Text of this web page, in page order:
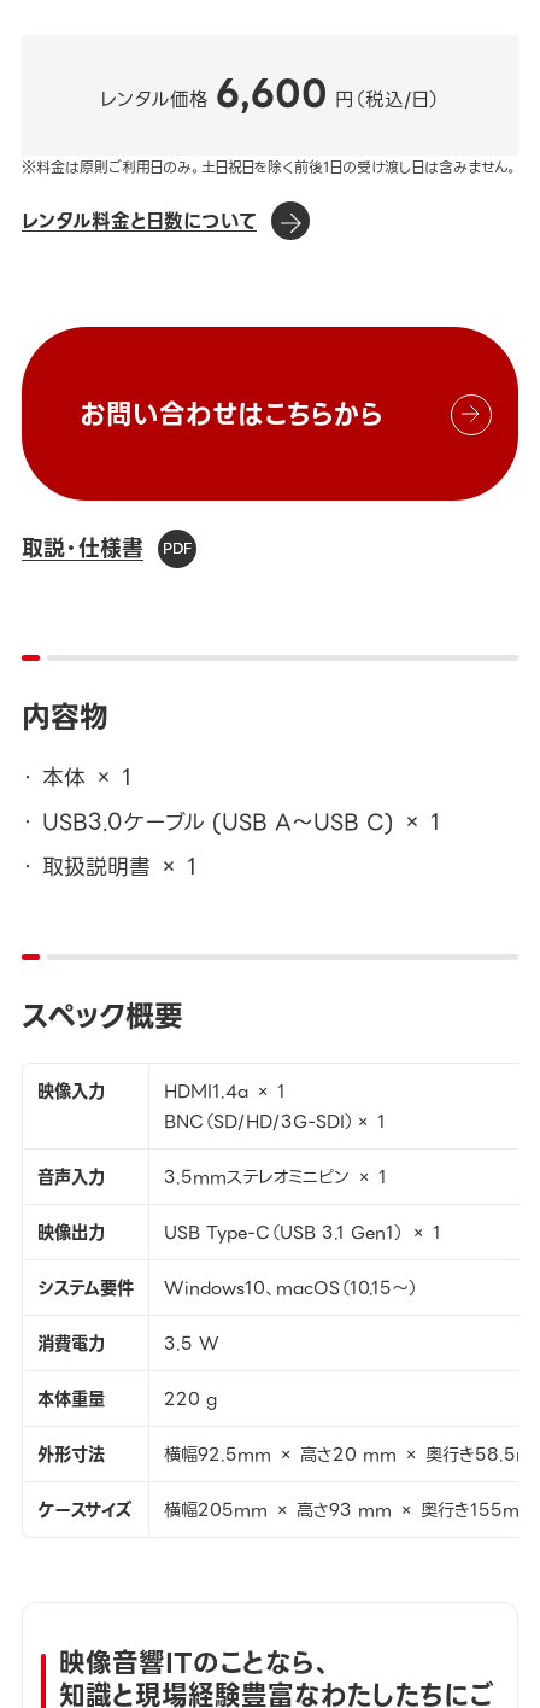
レンタル価格 6,600 円（税込/日）
※料金は原則ご利用日のみ。土日祝日を除く前後1日の受け渡し日は含みません。
レンタル料金と日数について
お問い合わせはこちらから
取説・仕様書
内容物
本体 × 1
USB3.0ケーブル (USB A～USB C) × 1
取扱説明書 × 1
スペック概要
映像入力
HDMI1.4a × 1
BNC（SD/HD/3G-SDI）× 1
音声入力
3.5mmステレオミニピン × 1
映像出力
USB Type-C（USB 3.1 Gen1） × 1
システム要件
Windows10、macOS（10.15～）
消費電力
3.5 W
本体重量
220 g
外形寸法
横幅92.5mm × 高さ20 mm × 奥行き
ケースサイズ
横幅205mm × 高さ93 mm × 奥行き155mm
映像音響ITのことなら、
知識と現場経験豊富なわたしたちにご